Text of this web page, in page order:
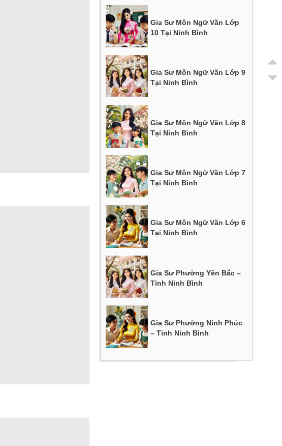
Gia Sư Môn Ngữ Văn Lớp
10 Tại Ninh Bình
Gia Sư Môn Ngữ Văn Lớp 9
Tại Ninh Bình
Gia Sư Môn Ngữ Văn Lớp 8
Tại Ninh Bình
Gia Sư Môn Ngữ Văn Lớp 7
Tại Ninh Bình
Gia Sư Môn Ngữ Văn Lớp 6
Tại Ninh Bình
Gia Sư Phường Yên Bắc –
Tỉnh Ninh Bình
Gia Sư Phường Ninh Phúc
– Tỉnh Ninh Bình